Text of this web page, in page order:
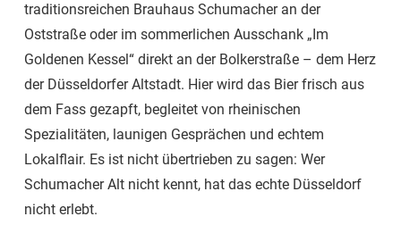
traditionsreichen Brauhaus Schumacher an der
Oststraße oder im sommerlichen Ausschank „Im
Goldenen Kessel“ direkt an der Bolkerstraße – dem Herz
der Düsseldorfer Altstadt. Hier wird das Bier frisch aus
dem Fass gezapft, begleitet von rheinischen
Spezialitäten, launigen Gesprächen und echtem
Lokalflair. Es ist nicht übertrieben zu sagen: Wer
Schumacher Alt nicht kennt, hat das echte Düsseldorf
nicht erlebt.